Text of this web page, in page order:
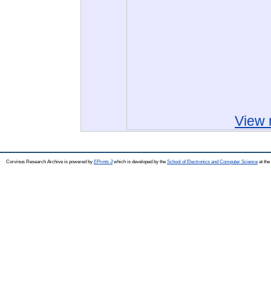
View
Corvinus Research Archive is powered by EPrints 3which is developed by the School of Electronics and Computer Science at